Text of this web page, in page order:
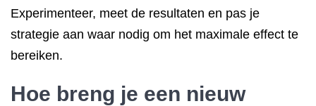
Experimenteer, meet de resultaten en pas je
strategie aan waar nodig om het maximale effect te
bereiken.
Hoe breng je een nieuw